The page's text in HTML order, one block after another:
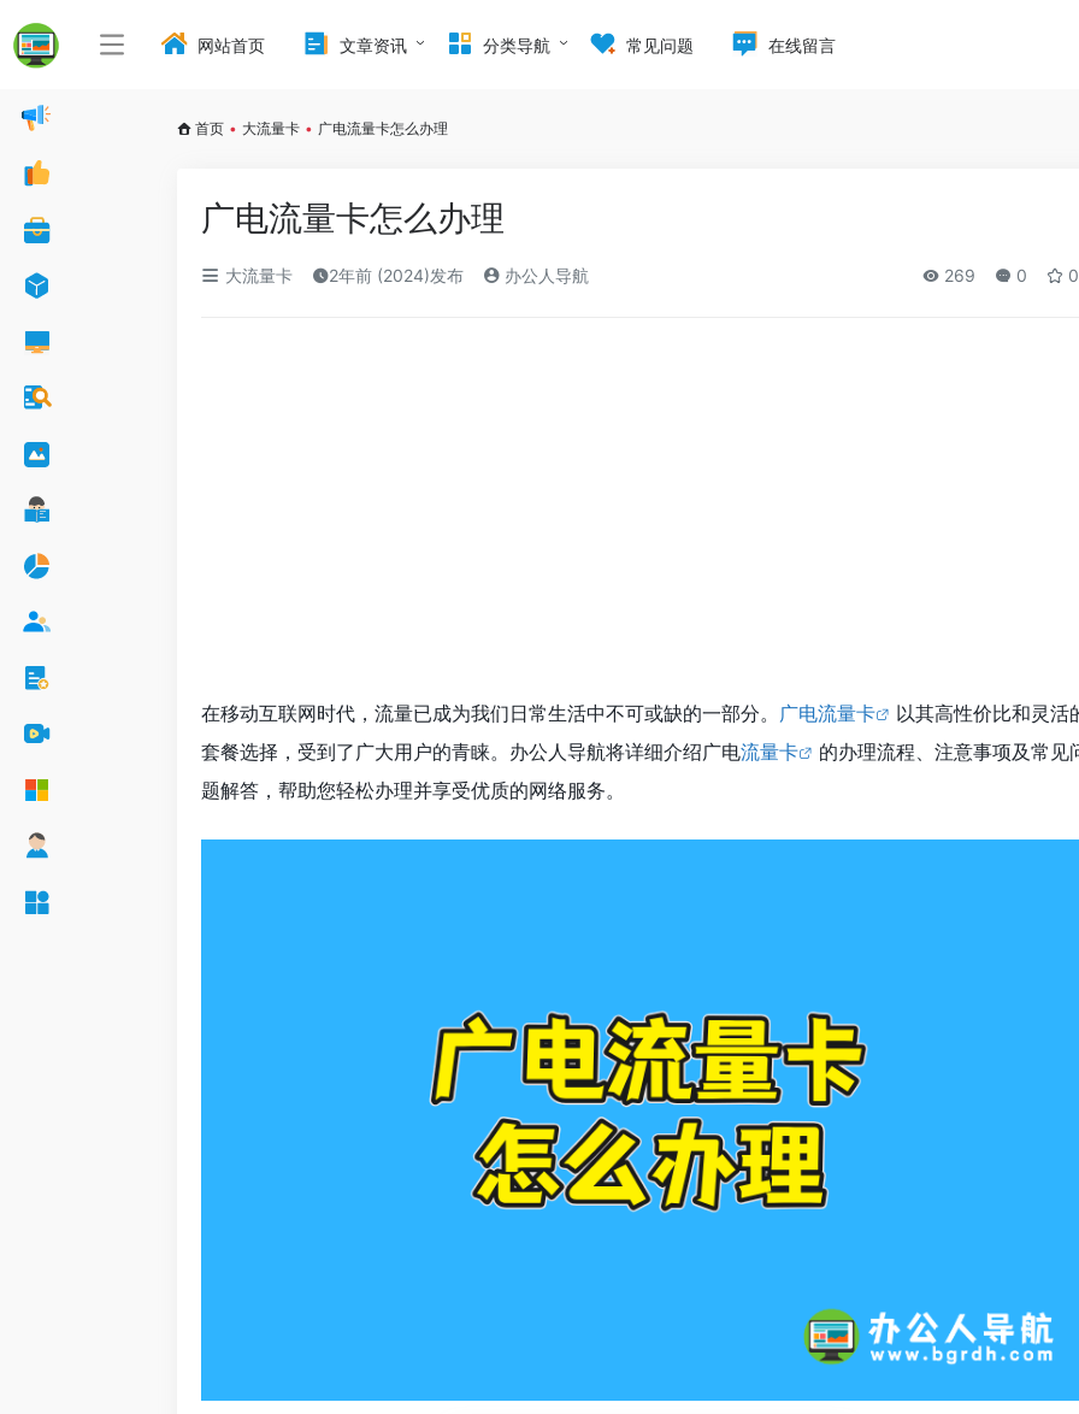
网站首页 文章资讯 分类导航 常见问题 在线留言
首页 • 大流量卡 • 广电流量卡怎么办理
广电流量卡怎么办理
大流量卡 2年前 (2024)发布 办公人导航 269 0 0
在移动互联网时代，流量已成为我们日常生活中不可或缺的一部分。 广电流量卡
以其高性价比和灵活
套餐选择，受到了广大用户的青睐。办公人导航将详细介绍广电流量卡
的办理流程、注意事项及常见
题解答，帮助您轻松办理并享受优质的网络服务。